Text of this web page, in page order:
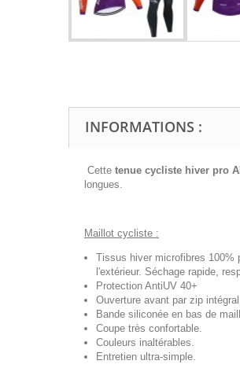
INFORMATIONS :
Cette tenue cycliste hiver pro
longues.
Maillot cycliste :
Tissus hiver microfibres 100%
l'extérieur. Séchage rapide,
Protection AntiUV 40+
Ouverture avant par zip
Bande siliconée en bas de
Coupe très confortable.
Couleurs inaltérables.
Entretien ultra-simple.